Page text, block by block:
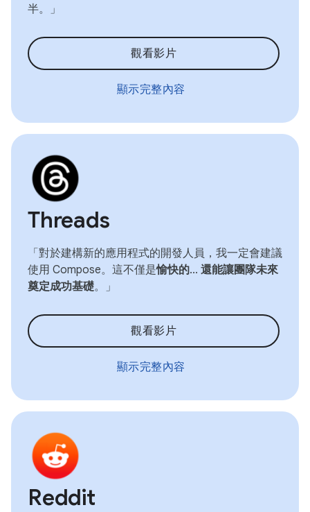
半。」
觀看影片
顯示完整內容
Threads
「對於建構新的應用程式的開發人員，我一定會建議
使用 Compose。這不僅是愉快的... 還能讓團隊未來
奠定成功基礎。」
觀看影片
顯示完整內容
Reddit